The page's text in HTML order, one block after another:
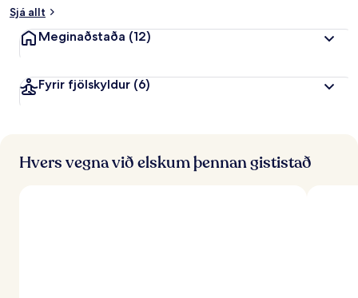
Sjá allt
Meginaðstaða (12)
Fyrir fjölskyldur (6)
Hvers vegna við elskum þennan gististað